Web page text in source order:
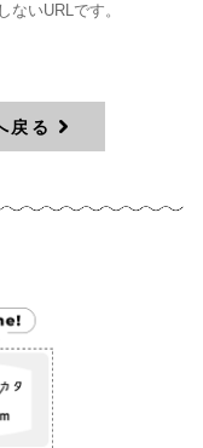
いURLです。
戻る